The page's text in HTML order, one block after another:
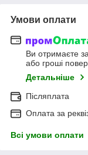
Умови оплати
Ви отримаєте
або гроші
Детальніше
Післяплата
Оплата за
Всі умови оплати